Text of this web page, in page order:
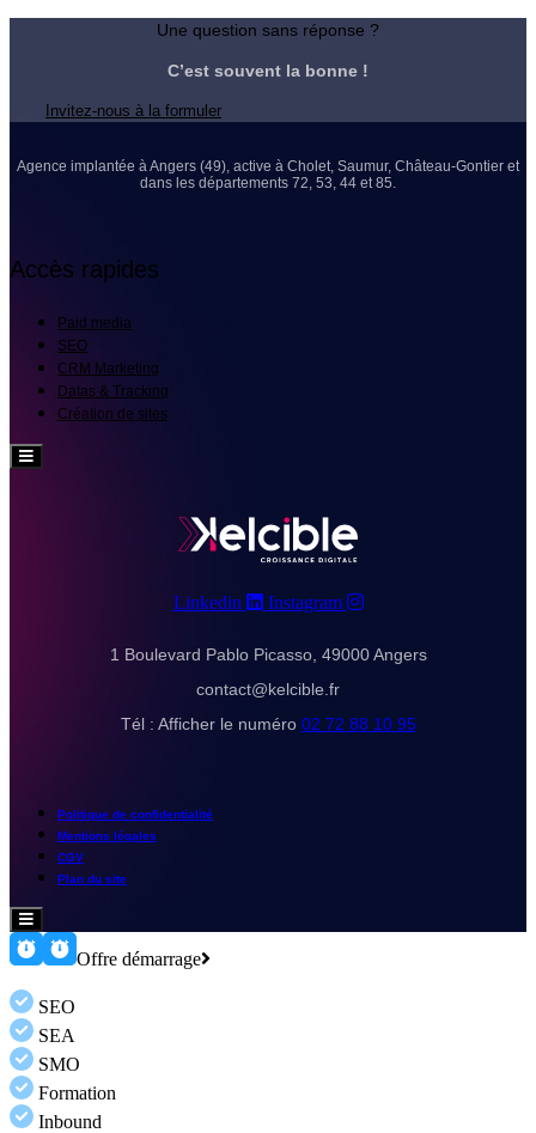
Une question sans réponse ?
C’est souvent la bonne !
Invitez-nous à la formuler
Agence implantée à Angers (49), active à Cholet, Saumur, Château-Gontier et
dans les départements 72, 53, 44 et 85.
Accès rapides
Paid media
SEO
CRM Marketing
Datas & Tracking
Création de sites
Hamburger
Toggle
Linkedin Instagram
1 Boulevard Pablo Picasso, 49000 Angers
contact@kelcible.fr
Tél : Afficher le numéro 02 72 88 10 95
Politique de confidentialité
Mentions légales
CGV
Plan du site
Hamburger
Toggle
Menu
Offre démarrage
SEO
SEA
SMO
Formation
Inbound